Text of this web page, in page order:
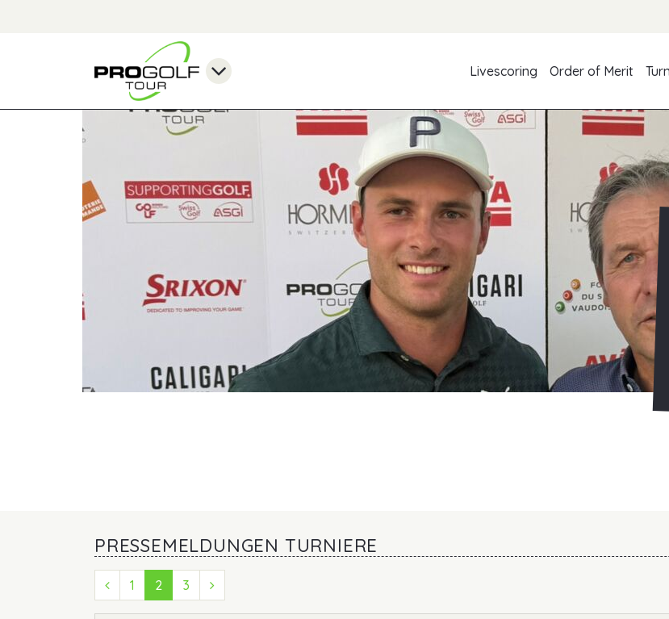
Livescoring
Order of Merit
PRESSEMELDUNGEN TURNIERE
Previous (Zurück)
1 2 3